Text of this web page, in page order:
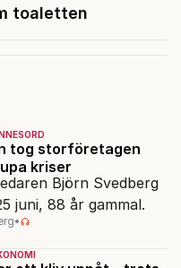
toaletten
tog storföretagen
kriser
Björn Svedberg
juni, 88 år gammal.
•